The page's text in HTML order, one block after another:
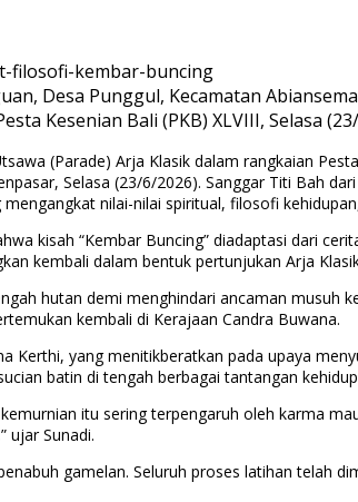
Desa Punggul, Kecamatan
Kesenian Bali (PKB) XLVIII, Selasa
(Parade) Arja Klasik dalam rangkaian
Selasa (23/6/2026). Sanggar Titi Bah
nilai-nilai spiritual, filosofi
kisah “Kembar Buncing” diadaptasi dari
kembali dalam bentuk pertunjukan Arja
hutan demi menghindari ancaman musuh
kembali di Kerajaan Candra Buwana.
yang menitikberatkan pada upaya
batin di tengah berbagai tantangan
itu sering terpengaruh oleh karma
ujar Sunadi.
gamelan. Seluruh proses latihan telah